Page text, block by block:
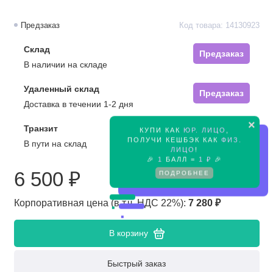
×
КУПИ КАК ЮР. ЛИЦО
ПОЛУЧИ КЕШБЭК КАК ФИЗ.
ЛИЦО !
🎉
1 БАЛЛ = 1 ₽ 🎉
ПОДРОБНЕЕ
Предзаказ Код товара: 14130923
Склад
Предзаказ
В наличии на складе
Удаленный склад
Предзаказ
Доставка в течении 1-2 дня
Транзит
Предзаказ
В пути на склад
6 500 ₽
Корпоративная цена (в т.ч. НДС 22%): 7 280 ₽
В корзину
Быстрый заказ